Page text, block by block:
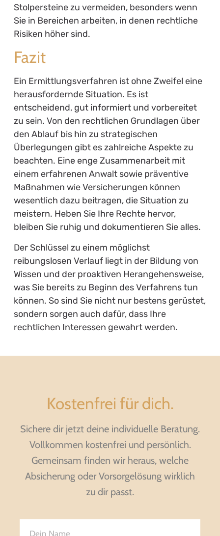
Stolpersteine zu vermeiden, besonders wenn
Sie in Bereichen arbeiten, in denen rechtliche
Risiken höher sind.
Fazit
Ein Ermittlungsverfahren ist ohne Zweifel eine
herausfordernde Situation. Es ist
entscheidend, gut informiert und vorbereitet
zu sein. Von den rechtlichen Grundlagen über
den Ablauf bis hin zu strategischen
Überlegungen gibt es zahlreiche Aspekte zu
beachten. Eine enge Zusammenarbeit mit
einem erfahrenen Anwalt sowie präventive
Maßnahmen wie Versicherungen können
wesentlich dazu beitragen, die Situation zu
meistern. Heben Sie Ihre Rechte hervor,
bleiben Sie ruhig und dokumentieren Sie alles.
Der Schlüssel zu einem möglichst
reibungslosen Verlauf liegt in der Bildung von
Wissen und der proaktiven Herangehensweise,
was Sie bereits zu Beginn des Verfahrens tun
können. So sind Sie nicht nur bestens gerüstet,
sondern sorgen auch dafür, dass Ihre
rechtlichen Interessen gewahrt werden.
Kostenfrei für dich.
Sichere dir jetzt deine individuelle Beratung.
Vollkommen kostenfrei und persönlich.
Gemeinsam finden wir heraus, welche
Absicherung oder Vorsorgelösung wirklich
zu dir passt.